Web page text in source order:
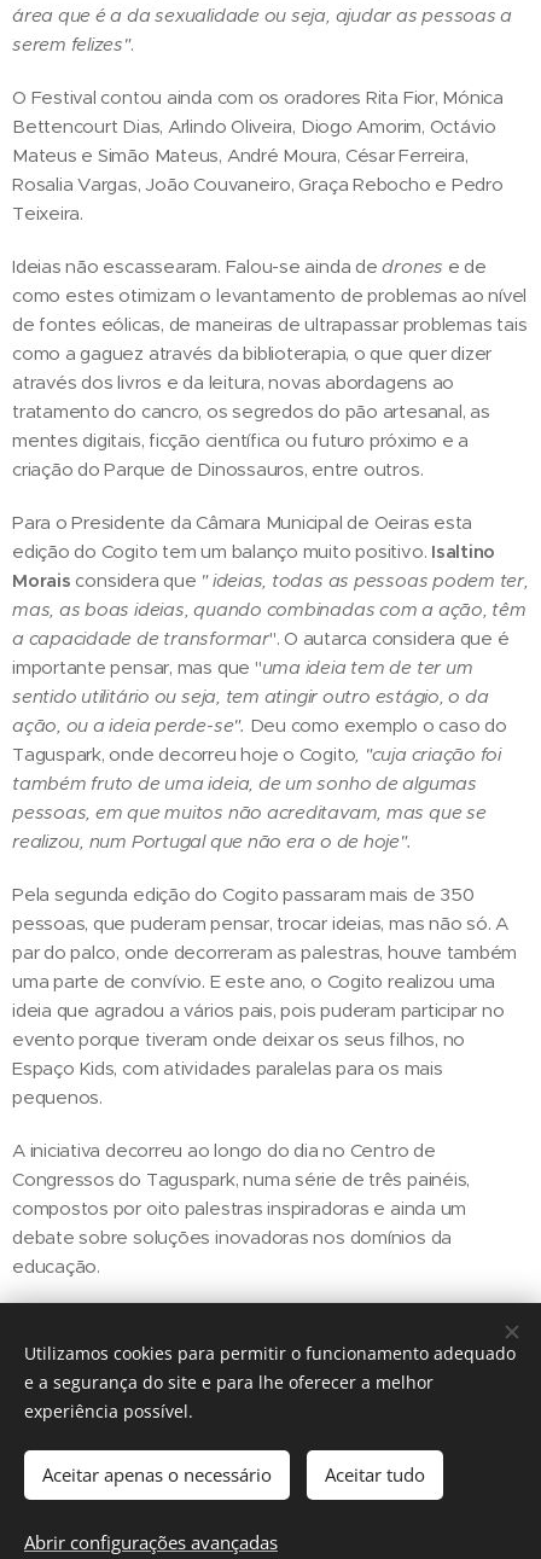
área que é a da sexualidade ou seja, ajudar as pessoas a
serem felizes".
O Festival contou ainda com os oradores Rita Fior, Mónica
Bettencourt Dias, Arlindo Oliveira, Diogo Amorim, Octávio
Mateus e Simão Mateus, André Moura, César Ferreira,
Rosalia Vargas, João Couvaneiro, Graça Rebocho e Pedro
Teixeira.
Ideias não escassearam. Falou-se ainda dedrones e de
como estes otimizam o levantamento de problemas ao nível
de fontes eólicas, de maneiras de ultrapassar problemas tais
como a gaguez através da biblioterapia, o que quer dizer
através dos livros e da leitura, novas abordagens ao
tratamento do cancro, os segredos do pão artesanal, as
mentes digitais, ficção científica ou futuro próximo e a
criação do Parque de Dinossauros, entre outros.
Para o Presidente da Câmara Municipal de Oeiras esta
edição do Cogito tem um balanço muito positivo. Isaltino
Morais considera que " ideias, todas as pessoas podem ter,
mas, as boas ideias, quando combinadas com a ação, têm
a capacidade de transformar". O autarca considera que é
importante pensar, mas que "uma ideia tem de ter um
sentido utilitário ou seja, tem atingir outro estágio, o da
ação, ou a ideia perde-se". Deu como exemplo o caso do
Taguspark, onde decorreu hoje o Cogito, "cuja criação foi
também fruto de uma ideia, de um sonho de algumas
pessoas, em que muitos não acreditavam, mas que se
realizou, num Portugal que não era o de hoje".
Pela segunda edição do Cogito passaram mais de 350
pessoas, que puderam pensar, trocar ideias, mas não só. A
par do palco, onde decorreram as palestras, houve também
uma parte de convívio. E este ano, o Cogito realizou uma
ideia que agradou a vários pais, pois puderam participar no
evento porque tiveram onde deixar os seus filhos, no
Espaço Kids, com atividades paralelas para os mais
pequenos.
A iniciativa decorreu ao longo do dia no Centro de
Congressos do Taguspark, numa série de três painéis,
compostos por oito palestras inspiradoras e ainda um
debate sobre soluções inovadoras nos domínios da
educação.
Share
Cookies
Utilizamos cookies para permitir o funcionamento adequado
e a segurança do site e para lhe oferecer a melhor
experiência possível.
Aceitar apenas o necessário Aceitar tudo
Abrir configurações avançadas